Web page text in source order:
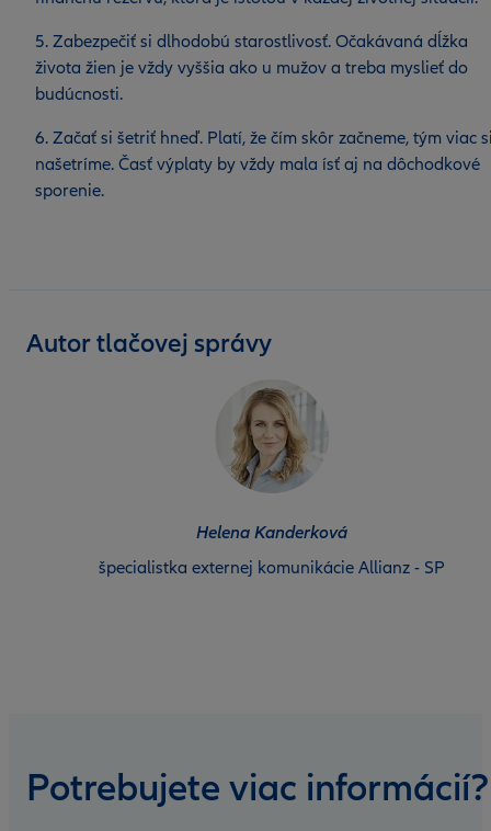
5. Zabezpečiť si dlhodobú starostlivosť. Očakávaná dĺžka
života žien je vždy vyššia ako u mužov a treba myslieť do
budúcnosti.
6. Začať si šetriť hneď. Platí, že čím skôr začneme, tým viac
našetríme. Časť výplaty by vždy mala ísť aj na dôchodkové
sporenie.
Autor tlačovej správy
Helena Kanderková
špecialistka externej komunikácie Allianz - SP
Potrebujete viac informácií?